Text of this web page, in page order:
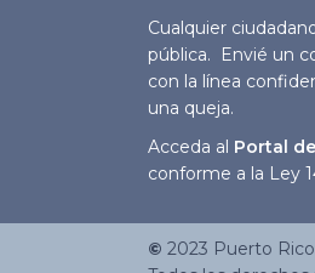
Cualquier
pública. Envié un
con la línea
una queja.
Acceda al Portal
conforme a la Ley
© 2023 Puerto